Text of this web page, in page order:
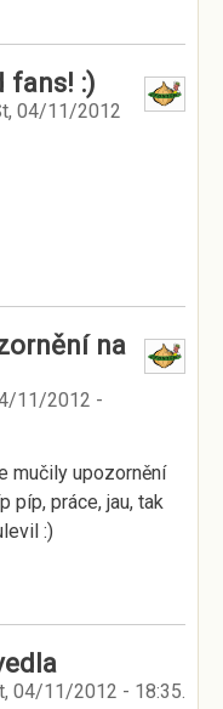
fans! :)
04/11/2012
na
11/2012 -
mučily upozornění
píp, práce, jau, tak
:)
04/11/2012 - 18:35.